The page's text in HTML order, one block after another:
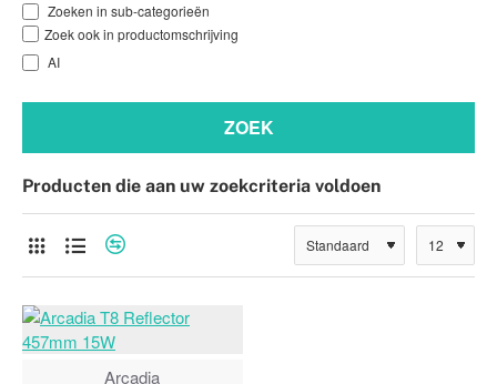
Zoeken in sub-categorieën
Zoek ook in productomschrijving
AI
ZOEK
Producten die aan uw zoekcriteria voldoen
Arcadia